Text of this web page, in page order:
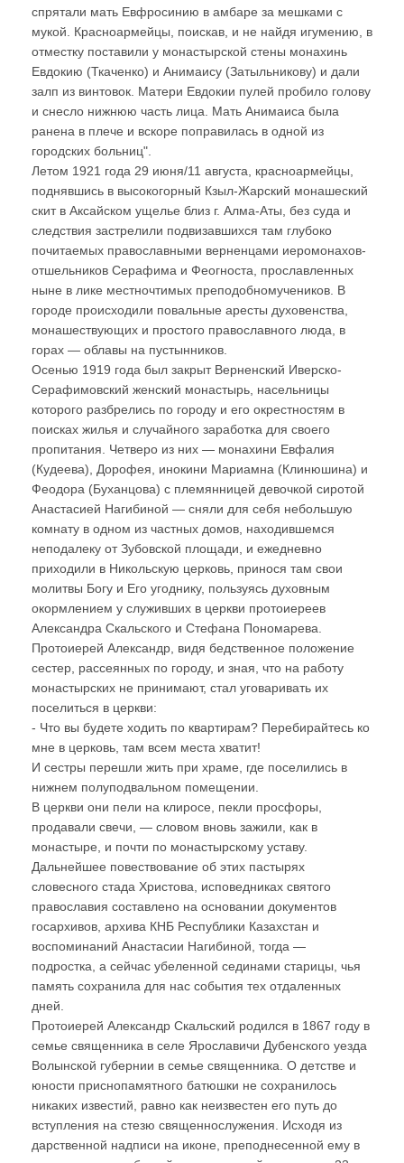
спрятали мать Евфросинию в амбаре за мешками с
мукой. Красноармейцы, поискав, и не найдя игумению, в
отместку поставили у монастырской стены монахинь
Евдокию (Ткаченко) и Анимаису (Затыльникову) и дали
залп из винтовок. Матери Евдокии пулей пробило голову
и снесло нижнюю часть лица. Мать Анимаиса была
ранена в плече и вскоре поправилась в одной из
городских больниц".
Летом 1921 года 29 июня/11 августа, красноармейцы,
поднявшись в высокогорный Кзыл-Жарский монашеский
скит в Аксайском ущелье близ г. Алма-Аты, без суда и
следствия застрелили подвизавшихся там глубоко
почитаемых православными верненцами иеромонахов-
отшельников Серафима и Феогноста, прославленных
ныне в лике местночтимых преподобномучеников. В
городе происходили повальные аресты духовенства,
монашествующих и простого православного люда, в
горах — облавы на пустынников.
Осенью 1919 года был закрыт Верненский Иверско-
Серафимовский женский монастырь, насельницы
которого разбрелись по городу и его окрестностям в
поисках жилья и случайного заработка для своего
пропитания. Четверо из них — монахини Евфалия
(Кудеева), Дорофея, инокини Мариамна (Клинюшина) и
Феодора (Буханцова) с племянницей девочкой сиротой
Анастасией Нагибиной — сняли для себя небольшую
комнату в одном из частных домов, находившемся
неподалеку от Зубовской площади, и ежедневно
приходили в Никольскую церковь, принося там свои
молитвы Богу и Его угоднику, пользуясь духовным
окормлением у служивших в церкви протоиереев
Александра Скальского и Стефана Пономарева.
Протоиерей Александр, видя бедственное положение
сестер, рассеянных по городу, и зная, что на работу
монастырских не принимают, стал уговаривать их
поселиться в церкви:
- Что вы будете ходить по квартирам? Перебирайтесь ко
мне в церковь, там всем места хватит!
И сестры перешли жить при храме, где поселились в
нижнем полуподвальном помещении.
В церкви они пели на клиросе, пекли просфоры,
продавали свечи, — словом вновь зажили, как в
монастыре, и почти по монастырскому уставу.
Дальнейшее повествование об этих пастырях
словесного стада Христова, исповедниках святого
православия составлено на основании документов
госархивов, архива КНБ Республики Казахстан и
воспоминаний Анастасии Нагибиной, тогда —
подростка, а сейчас убеленной сединами старицы, чья
память сохранила для нас события тех отдаленных
дней.
Протоиерей Александр Скальский родился в 1867 году в
семье священника в селе Ярославичи Дубенского уезда
Волынской губернии в семье священника. О детстве и
юности приснопамятного батюшки не сохранилось
никаких известий, равно как неизвестен его путь до
вступления на стезю священнослужения. Исходя из
дарственной надписи на иконе, преподнесенной ему в